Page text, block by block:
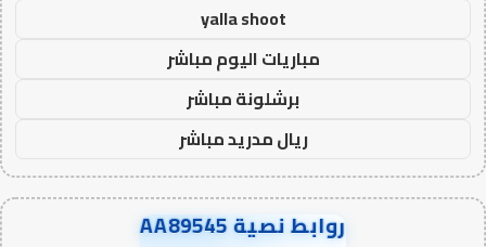
yalla shoot
مباريات اليوم مباشر
برشلونة مباشر
ريال مدريد مباشر
روابط نصية AA89545